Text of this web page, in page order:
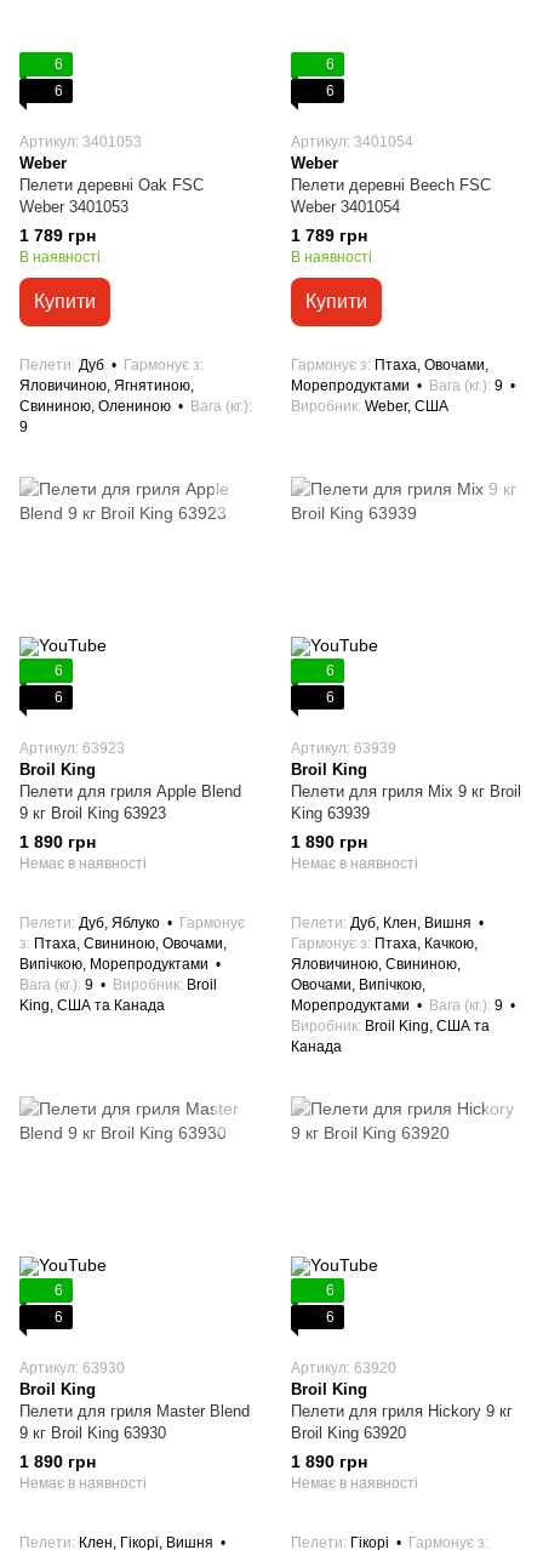
6
6
Артикул: 3401053
Weber
Пелети деревні Oak FSC
Weber 3401053
1 789 грн
В наявності
Купити
Пелети Дуб
Гармонує з
Яловичиною, Ягнятиною,
Свининою, Олениною
Вага (кг.)
9
6
6
Артикул: 3401054
Weber
Пелети деревні Beech FSC
Weber 3401054
1 789 грн
В наявності
Купити
Гармонує з
Птаха, Овочами,
Морепродуктами
Вага (кг.) 9
Виробник Weber, США
6
6
Артикул: 63923
Broil King
Пелети для гриля Apple Blend
9 кг Broil King 63923
1 890 грн
Немає в наявності
Пелети Дуб, Яблуко
Гармонує
з
Птаха, Свининою, Овочами,
Випічкою, Морепродуктами
Вага (кг.) 9 Виробник Broil
King, США та Канада
6
6
Артикул: 63939
Broil King
Пелети для гриля Mix 9 кг Broil
King 63939
1 890 грн
Немає в наявності
Пелети Дуб, Клен, Вишня
Гармонує з
Птаха, Качкою,
Яловичиною, Свининою,
Овочами, Випічкою,
Морепродуктами
Вага (кг.) 9
Виробник Broil King, США та
Канада
6
6
Артикул: 63930
Broil King
Пелети для гриля Master Blend
9 кг Broil King 63930
1 890 грн
Немає в наявності
Пелети Клен, Гікорі, Вишня
6
6
Артикул: 63920
Broil King
Пелети для гриля Hickory 9 кг
Broil King 63920
1 890 грн
Немає в наявності
Пелети Гікорі Гармонує з